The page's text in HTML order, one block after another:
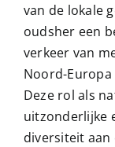
van de lokale
oudsher een
verkeer van
Noord-Europa
Deze rol als
uitzonderlijke
diversiteit